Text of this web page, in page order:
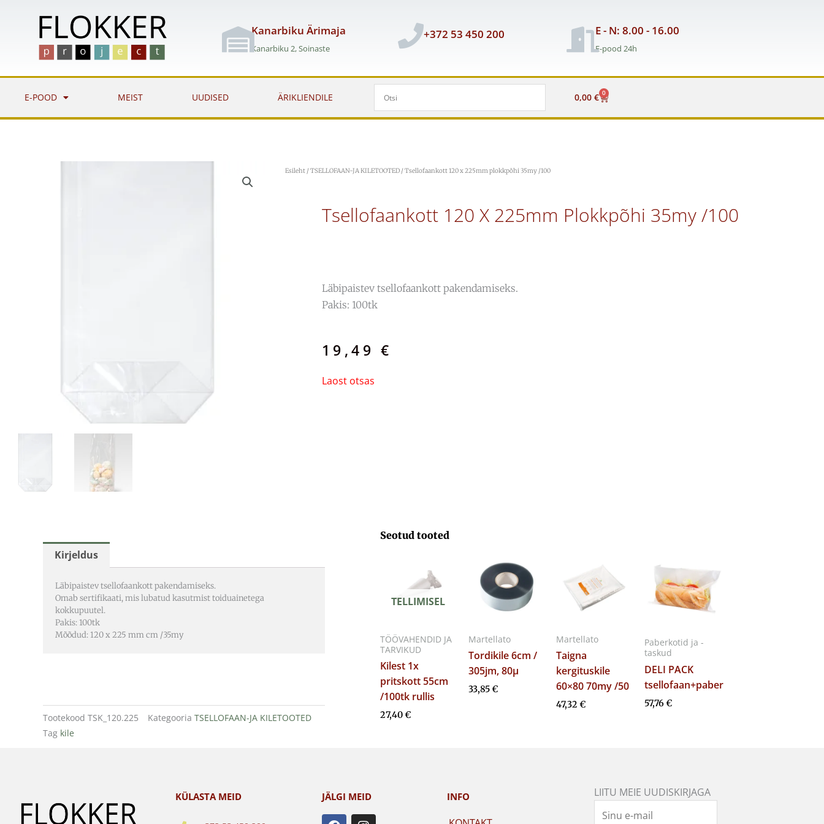
Kanarbiku Ärimaja
Kanarbiku 2, Soinaste
+372 53 450 200 E - N: 8.00 - 16.00
E-pood 24h
E-POOD MEIST UUDISED ÄRIKLIENDILE 0,00 € 0
Cart
Esileht/TSELLOFAAN-JA KILETOOTED/ Tsellofaankott 120 x 225mm plokkpõhi 35my /100
Tsellofaankott 120 X 225mm Plokkpõhi 35my /100
Läbipaistev tsellofaankott pakendamiseks.
Pakis: 100tk
19,49€
Laost otsas
Kirjeldus
Läbipaistev tsellofaankott pakendamiseks.
Omab sertifikaati, mis lubatud kasutmist toiduainetega
kokkupuutel.
Pakis: 100tk
Mõõdud: 120 x 225 mm cm /35my
Tootekood TSK_120.225 Kategooria TSELLOFAAN-JA KILETOOTED
Tag kile
Seotud tooted
TELLIMISEL
TÖÖVAHENDID JA
TARVIKUD
Kilest 1x
pritskott 55cm
/100tk rullis
27,40€
Martellato
Tordikile 6cm /
305jm, 80µ
33,85€
Martellato
Taigna
kergituskile
60×80 70my /50
47,32€
Paberkotid ja -
taskud
DELI PACK
tsellofaan+paber
57,76€
KÜLASTA MEID JÄLGI MEID
F I
INFO LIITU MEIE UUDISKIRJAGA